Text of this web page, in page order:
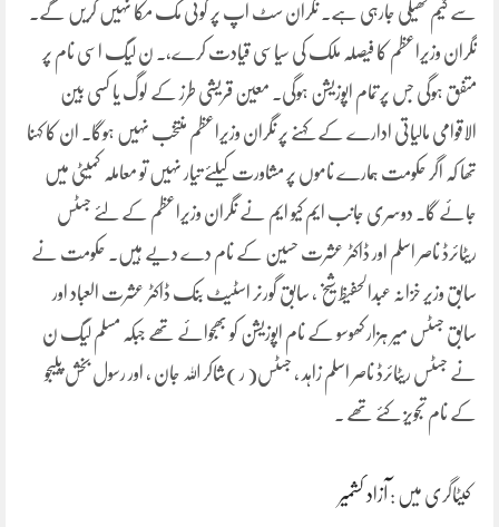
سے گیم کھیلی جارہی ہے۔ نگران سٹ اپ پر کوئی مک مکا نہیں کریں گے۔
نگران وزیراعظم کا فیصلہ ملک کی سیاسی قیادت کرے،۔ ن لیگ اسی نام پر
متفق ہوگی جس پر تمام اپوزیشن ہوگی۔ معین قریشی طرز کے لوگ یا کسی بین
الاقوامی مالیاتی ادارے کے کہنے پر نگران وزیراعظم منتخب نہیں ہوگا۔ ان کا کہنا
تھا کہ اگر حکومت ہمارے ناموں پر مشاورت کیلئے تیار نہیں تو معاملہ کمیٹی میں
جائے گا۔ دوسری جانب ایم کیو ایم نے نگران وزیراعظم کے لئے جسٹس
ریٹائرڈ ناصر اسلم اور ڈاکٹر عشرت حسین کے نام دے دیے ہیں۔ حکومت نے
سابق وزیر خزانہ عبدالحفیظ شیخ ، سابق گورنر اسٹیٹ بنک ڈاکٹر عشرت العباد اور
سابق جسٹس میر ہزار کھوسو کے نام اپوزیشن کو بھجوائے تھے جبکہ مسلم لیگ ن
نے جسٹس ریٹائرڈ ناصر اسلم زاہد ، جسٹس( ر )شاکر اللہ جان ، اور رسول بخش پلیجو
کے نام تجویز کئے تھے ۔
کیٹاگری میں : آزاد کشمیر